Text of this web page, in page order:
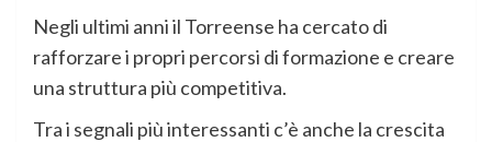
Negli ultimi anni il Torreense ha cercato di
rafforzare i propri percorsi di formazione e creare
una struttura più competitiva.
Tra i segnali più interessanti c’è anche la crescita